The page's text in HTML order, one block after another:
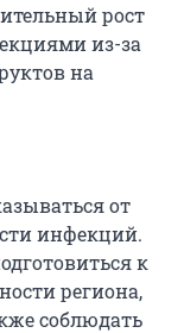
рост
из-за
на
от
инфекций.
к
региона,
соблюдать